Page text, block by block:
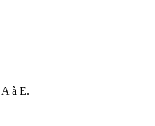
A à E.